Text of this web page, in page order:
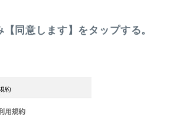
同意します】をタップする。